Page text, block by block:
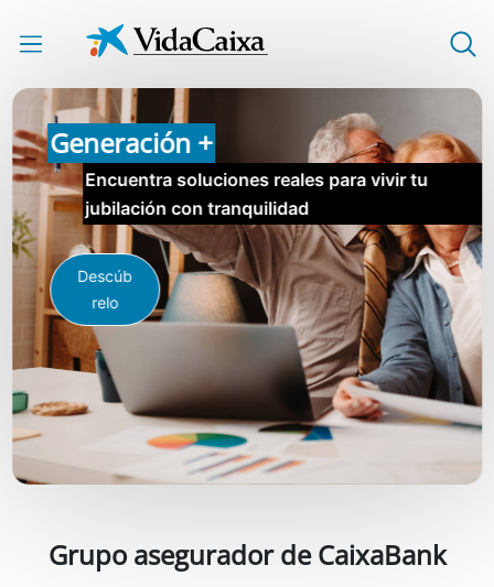
Saltar al contenido principal
Generación +
Encuentra soluciones reales para vivir tu
jubilación con tranquilidad
Descúb
relo
Grupo asegurador de CaixaBank